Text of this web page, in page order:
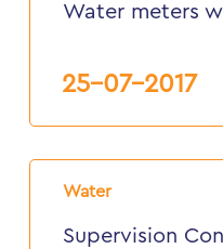
Water meters
25-07-2017
Water
Supervision
Control
Supervision